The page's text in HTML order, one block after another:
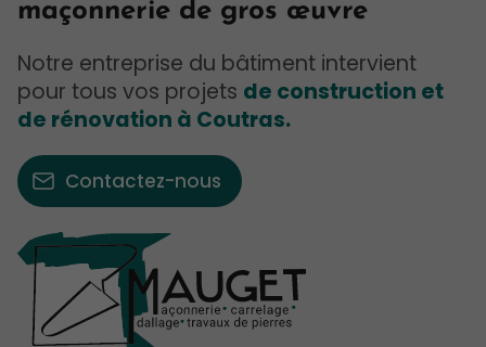
maçonnerie de gros œuvre
Notre entreprise du bâtiment intervient
pour tous vos projets de construction et
de rénovation à Coutras.
Contactez-nous